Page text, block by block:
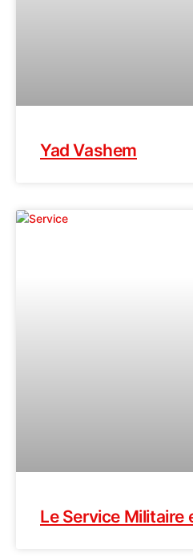
Yad Vashem
Le Service Militaire